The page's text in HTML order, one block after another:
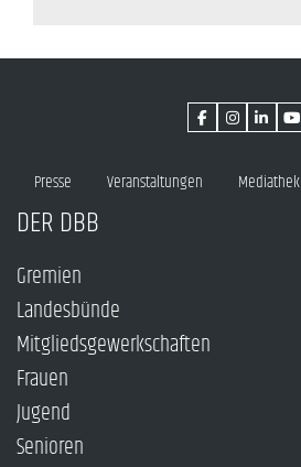
Presse Veranstaltungen Mediathek
DER DBB
Gremien
Landesbünde
Mitgliedsgewerkschaften
Frauen
Jugend
Senioren